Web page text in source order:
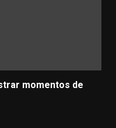
momentos de